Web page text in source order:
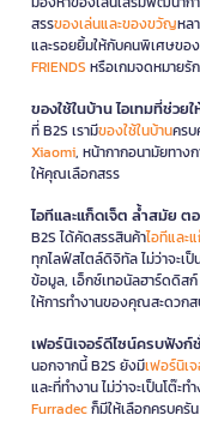
สรรของเล่นและของขวัญหล
และรอยยิ้มให้กับคนพิเศษขอ
FRIENDS หรือเกมจดหมายรัก
ของใช้ในบ้าน ไอเทมที่ช่ว
ที่ B2S เรามีของใช้ในบ้านครบ
Xiaomi, หน้ากากอนามัยทาง
ให้คุณเลือกสรร
ไอทีและแก็ดเจ็ต ล้ำสมัย ต
B2S ได้คัดสรรสินค้าไอทีและ
ทุกไลฟ์สไตล์ดิจิทัล ไม่ว่าจะเป็
ข้อมูล, เอ็กซ์เทอนัลฮาร์ดดิสก์
ให้การทำงานของคุณสะดวก
เฟอร์นิเจอร์ดีไซน์ครบฟังก์
นอกจากนี้ B2S ยังมีเฟอร์นิเ
และที่ทำงาน ไม่ว่าจะเป็นโต๊ะ
Furradecก็มีให้เลือกครบครัน